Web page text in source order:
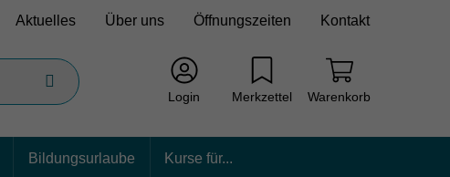
Aktuelles Über uns Öffnungszeiten Kontakt
Login Merkzettel Warenkorb
Bildungsurlaube Kurse für...